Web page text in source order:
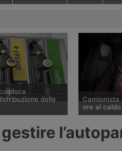
delle
è salito del
e fine luglio
ore al caldo
affiliato al
Sinacoas è